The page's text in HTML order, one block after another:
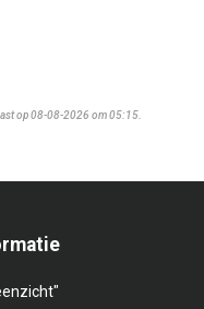
op 08-08-2026 om 05:15.